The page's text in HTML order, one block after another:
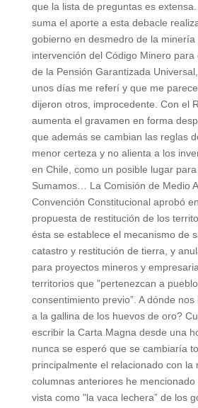
que la lista de preguntas es
suma el aporte a esta debacle
gobierno en desmedro de la minería
intervención del Código Minero para
de la Pensión Garantizada
unos días me referí y que me
dijeron otros, improcedente. Con el
aumenta el gravamen en forma
que además se cambian las reglas
menor certeza y no alienta a los
en Chile, como un posible lugar para
Sumamos… La Comisión de Medio
Convención Constitucional aprobó
propuesta de restitución de los
ésta se establece el mecanismo de
catastro y restitución de tierra, y
para proyectos mineros y
territorios que "pertenezcan a
consentimiento previo”. A dónde
a la gallina de los huevos de oro?
escribir la Carta Magna desde una
nunca se esperó que se cambiaría
principalmente el relacionado con la
columnas anteriores he
vista como "la vaca lechera” de los